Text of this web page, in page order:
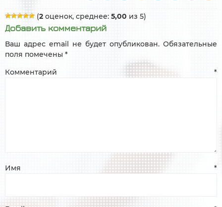
(2 оценок, среднее: 5,00 из 5)
Добавить комментарий
Ваш адрес email не будет опубликован. Обязательные
поля помечены *
Комментарий *
Имя *